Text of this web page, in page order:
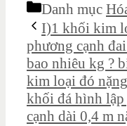
Danh mục
I)1 khối kim
phương cạnh
bao nhiêu kg ?
kim loại đó
khối đá hình
cạnh dài 0,4 m